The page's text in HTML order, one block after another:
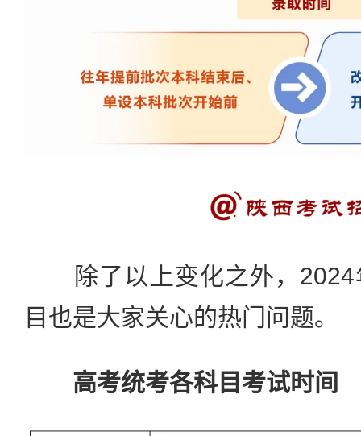
除了以上变化之外，2024
目也是大家关心的热门问题。
高考统考各科目考试时间